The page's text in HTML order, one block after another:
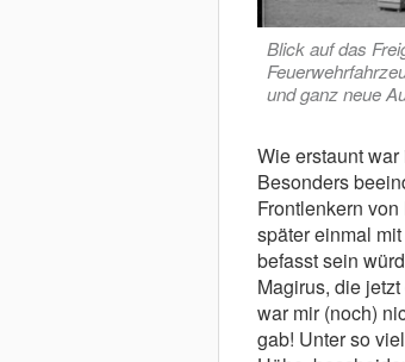
Blick auf das
und ganz neue
Wie erstaunt
Besonders
Frontlenkern
später einmal
befasst sein
Magirus, die
war mir (noch)
gab! Unter so